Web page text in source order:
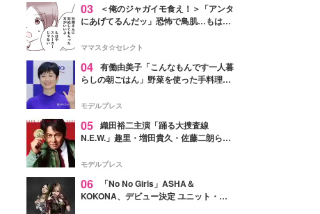
03
＜俺のジャガイモ食え！＞「アンタ
にあげてるんだッ」恐怖で鳥肌…もはや
ママスタ☆セレクト
04 有働由美子「こんなもんです一人暮
らしの朝ごはん」野菜を使った手料理公
そう」と反響
モデルプレス
05 織田裕二主演「踊る大捜査線
N.E.W.」趣里・増田貴久・佐藤二朗ら新
徴する“謎のキーワード”も
モデルプレス
06
「No No Girls」ASHA＆
KOKONA、デビュー決定 ユニット・